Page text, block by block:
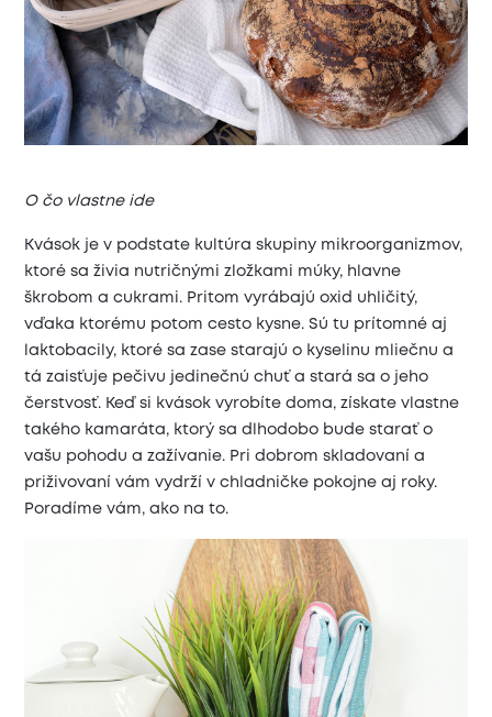
O čo vlastne ide
Kvások je v podstate kultúra skupiny mikroorganizmov,
ktoré sa živia nutričnými zložkami múky, hlavne
škrobom a cukrami. Pritom vyrábajú oxid uhličitý,
vďaka ktorému potom cesto kysne. Sú tu prítomné aj
laktobacily, ktoré sa zase starajú o kyselinu mliečnu a
tá zaisťuje pečivu jedinečnú chuť a stará sa o jeho
čerstvosť. Keď si kvások vyrobíte doma, získate vlastne
takého kamaráta, ktorý sa dlhodobo bude starať o
vašu pohodu a zažívanie. Pri dobrom skladovaní a
priživovaní vám vydrží v chladničke pokojne aj roky.
Poradíme vám, ako na to.